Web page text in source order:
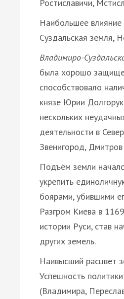
Ростиславичи,
Наибольшее
Суздальская земля,
Владимиро-
была хорошо
способствовало
князе Юрии
нескольких
деятельности в
Звенигород,
Подъём земли
укрепить
боярами, убившими
Разгром Киева в
истории Руси, став
других земель.
Наивысший расцвет
Успешность
(Владимира,